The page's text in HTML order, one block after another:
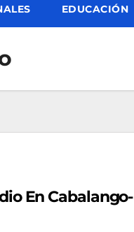
EDUCACIÓN
En Cabalango-